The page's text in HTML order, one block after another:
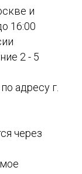
и
16:00
2 - 5
адресу г.
через